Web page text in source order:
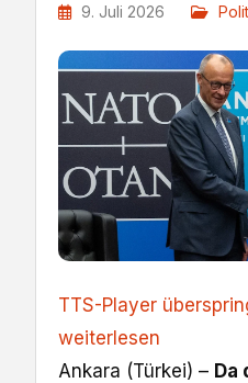
9. Juli 2026
TTS-Player
weiterlesen
Ankara (Türkei) – Da